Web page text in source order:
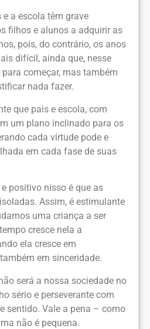
a escola têm grave
filhos e alunos a adquirir as
pois, do contrário, os anos
difícil, ainda que, nesse
começar, mas também
nada fazer.
que pais e escola, com
um plano inclinado para os
cada virtude pode e
em cada fase de suas
positivo nisso é que as
Assim, é estimulante
uma criança a ser
cresce nela a
ela cresce em
em sinceridade.
será a nossa sociedade no
sério e perseverante com
sentido. Vale a pena – como
não é pequena.